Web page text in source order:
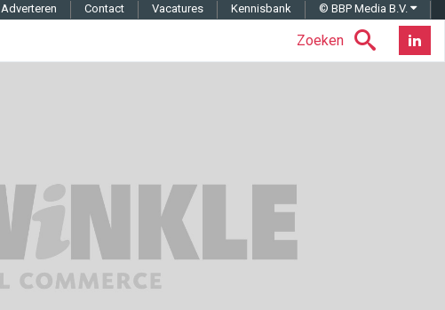
Zoeken
Adverteren Contact Vacatures Kennisbank © BBP Media B.V.